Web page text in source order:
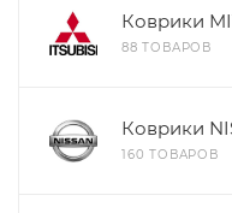
Коврики
88 ТОВАРОВ
Коврики
160 ТОВАРОВ